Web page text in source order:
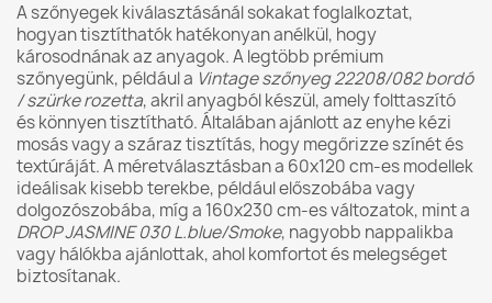
A szőnyegek kiválasztásánál sokakat foglalkoztat,
hogyan tisztíthatók hatékonyan anélkül, hogy
károsodnának az anyagok. A legtöbb prémium
szőnyegünk, például a Vintage szőnyeg 22208/082 bordó
/ szürke rozetta, akril anyagból készül, amely folttaszító
és könnyen tisztítható. Általában ajánlott az enyhe kézi
mosás vagy a száraz tisztítás, hogy megőrizze színét és
textúráját. A méretválasztásban a 60x120 cm-es modellek
ideálisak kisebb terekbe, például előszobába vagy
dolgozószobába, míg a 160x230 cm-es változatok, mint a
DROP JASMINE 030 L.blue/Smoke, nagyobb nappalikba
vagy hálókba ajánlottak, ahol komfortot és melegséget
biztosítanak.